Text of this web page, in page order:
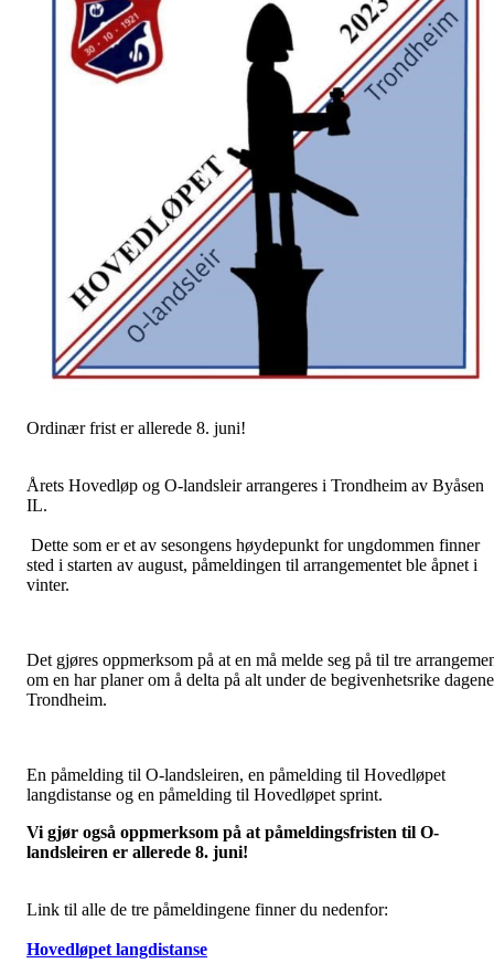
Ordinær frist er allerede 8. juni!
Årets Hovedløp og O-landsleir arrangeres i Trondheim av Byåsen
IL.
Dette som er et av sesongens høydepunkt for ungdommen finner
sted i starten av august, påmeldingen til arrangementet ble åpnet i
vinter.
Det gjøres oppmerksom på at en må melde seg på til tre
om en har planer om å delta på alt under de begivenhetsrike
Trondheim.
En påmelding til O-landsleiren, en påmelding til Hovedløpet
langdistanse og en påmelding til Hovedløpet sprint.
Vi gjør også oppmerksom på at påmeldingsfristen til O-
landsleiren er allerede 8. juni!
Link til alle de tre påmeldingene finner du nedenfor:
Hovedløpet langdistanse